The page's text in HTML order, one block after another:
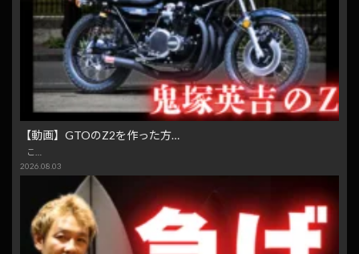
【動画】GTOのZ2を作った方…
こ…
2026.08.03